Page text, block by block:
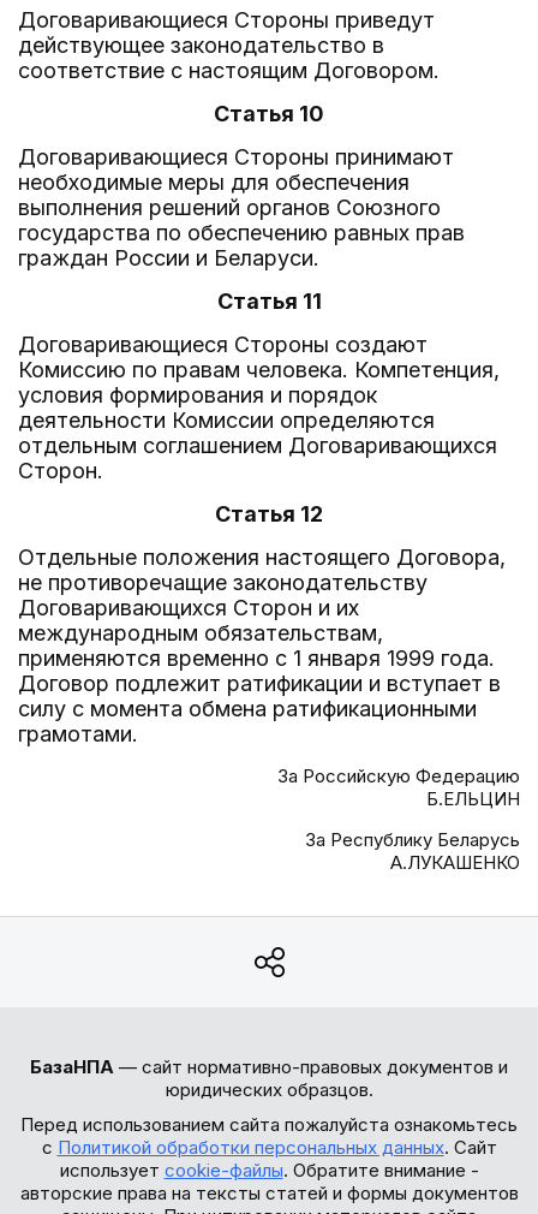
Договаривающиеся Стороны приведут
действующее законодательство в
соответствие с настоящим Договором.
Статья 10
Договаривающиеся Стороны принимают
необходимые меры для обеспечения
выполнения решений органов Союзного
государства по обеспечению равных прав
граждан России и Беларуси.
Статья 11
Договаривающиеся Стороны создают
Комиссию по правам человека. Компетенция,
условия формирования и порядок
деятельности Комиссии определяются
отдельным соглашением Договаривающихся
Сторон.
Статья 12
Отдельные положения настоящего Договора,
не противоречащие законодательству
Договаривающихся Сторон и их
международным обязательствам,
применяются временно с 1 января 1999 года.
Договор подлежит ратификации и вступает в
силу с момента обмена ратификационными
грамотами.
За Российскую Федерацию
Б.ЕЛЬЦИН
За Республику Беларусь
А.ЛУКАШЕНКО
БазаНПА — сайт нормативно-правовых документов и
юридических образцов.
Перед использованием сайта пожалуйста ознакомьтесь
с Политикой обработки персональных данных. Сайт
использует cookie-файлы. Обратите внимание -
авторские права на тексты статей и формы документов